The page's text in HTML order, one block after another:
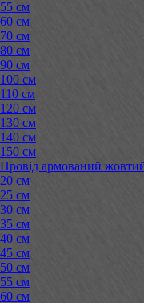
55 см
60 см
70 см
80 см
90 см
100 см
110 см
120 см
130 см
140 см
150 см
Провід армований
20 см
25 см
30 см
35 см
40 см
45 см
50 см
55 см
60 см